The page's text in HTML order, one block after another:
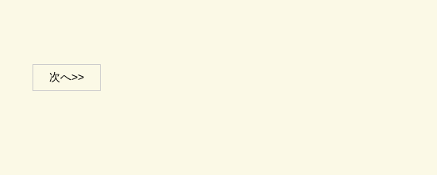
次へ>>